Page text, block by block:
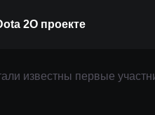
2О проекте
известны первыеCS